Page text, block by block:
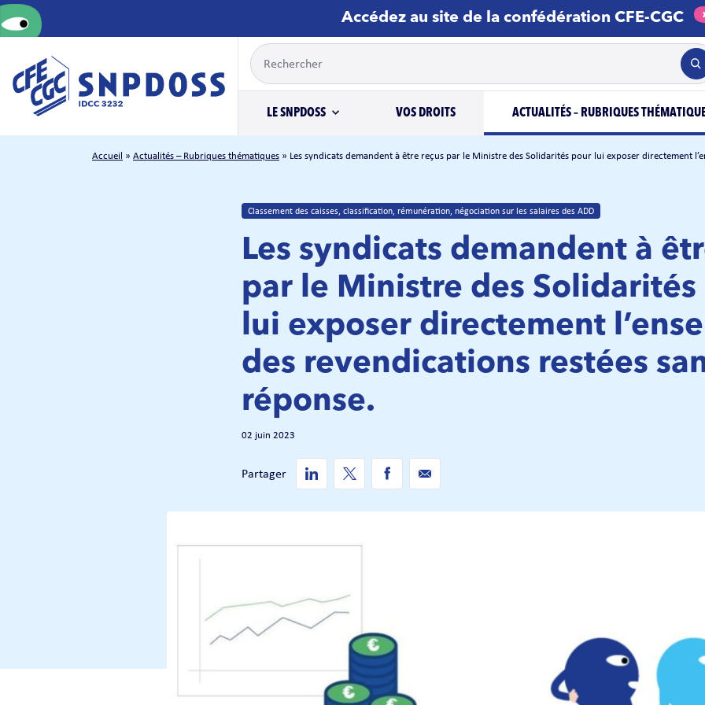
Accédez au site de la confédération CFE-CGC
LE SNPDOSS VOS DROITS ACTUALITÉS – RUBRIQUES
Accueil » Actualités – Rubriques thématiques » Les syndicats demandent à être reçus par le Ministre des Solidarités pour lui exposer directement
Classement des caisses, classification, rémunération, négociation sur les salaires des ADD
Les syndicats demandent à
par le Ministre des
lui exposer directement
des revendications restées
réponse.
02 juin 2023
Partager